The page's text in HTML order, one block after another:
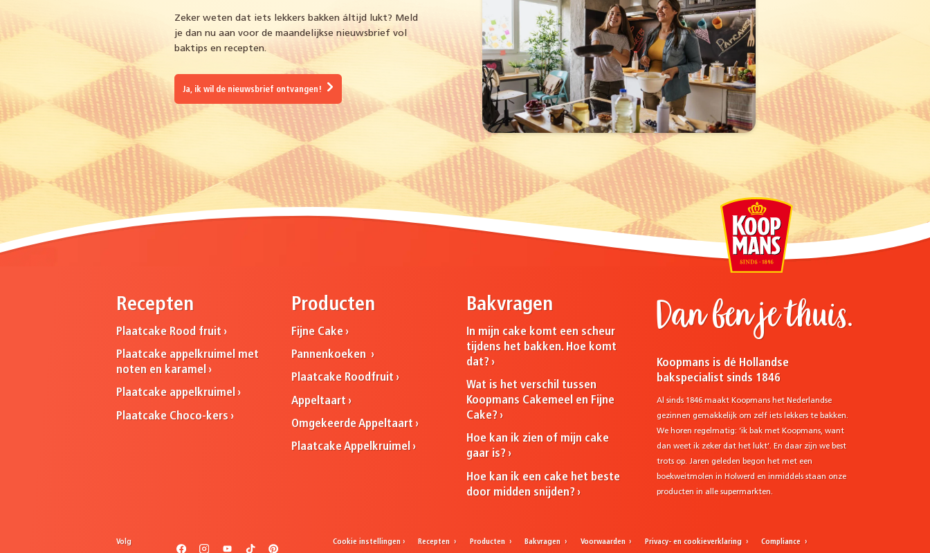
Zeker weten dat iets lekkers bakken áltijd lukt? Meld
je dan nu aan voor de maandelijkse nieuwsbrief vol
baktips en recepten.
Ja, ik wil de nieuwsbrief ontvangen!
Recepten
Plaatcake Rood fruit
Plaatcake appelkruimel met
noten en karamel
Plaatcake appelkruimel
Plaatcake Choco-kers
Producten
Fijne Cake
Pannenkoeken
Plaatcake Roodfruit
Appeltaart
Omgekeerde Appeltaart
Plaatcake Appelkruimel
Bakvragen
In mijn cake komt een scheur
tijdens het bakken. Hoe komt
dat?
Wat is het verschil tussen
Koopmans Cakemeel en Fijne
Cake?
Hoe kan ik zien of mijn cake
gaar is?
Hoe kan ik een cake het beste
door midden snijden?
Dan ben je thuis.
Koopmans is dé Hollandse
bakspecialist sinds 1846
Al sinds 1846 maakt Koopmans het Nederlandse
gezinnen gemakkelijk om zelf iets lekkers te bakken.
We horen regelmatig: ‘ik bak met Koopmans, want
dan weet ik zeker dat het lukt’. En daar zijn we best
trots op. Jaren geleden begon het met een
boekweitmolen in Holwerd en inmiddels staan onze
producten in alle supermarkten.
Volg Cookie instellingen Recepten Producten Bakvragen Voorwaarden Privacy- en cookieverklaring Compliance